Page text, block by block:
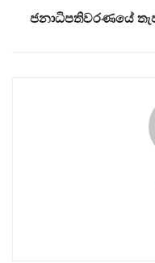
ජනාධිපතිවරණයේ